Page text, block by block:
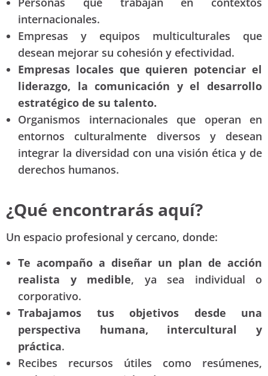
internacionales.
Empresas y equipos multiculturales que
desean mejorar su cohesión y efectividad.
Empresas locales que quieren potenciar el
liderazgo, la comunicación y el desarrollo
estratégico de su talento.
Organismos internacionales que operan en
entornos culturalmente diversos y desean
integrar la diversidad con una visión ética y de
derechos humanos.
¿Qué encontrarás aquí?
Un espacio profesional y cercano, donde:
Te acompaño a diseñar un plan de acción
realista y medible, ya sea individual o
corporativo.
Trabajamos tus objetivos desde una
perspectiva humana, intercultural y
práctica.
Recibes recursos útiles como resúmenes,